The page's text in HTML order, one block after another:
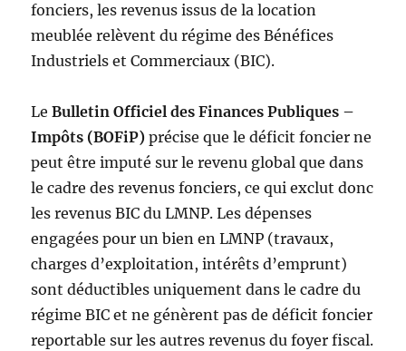
fonciers, les revenus issus de la location
meublée relèvent du régime des Bénéfices
Industriels et Commerciaux (BIC).
LeBulletin Officiel des Finances Publiques –
Impôts (BOFiP) précise que le déficit foncier ne
peut être imputé sur le revenu global que dans
le cadre des revenus fonciers, ce qui exclut donc
les revenus BIC du LMNP. Les dépenses
engagées pour un bien en LMNP (travaux,
charges d’exploitation, intérêts d’emprunt)
sont déductibles uniquement dans le cadre du
régime BIC et ne génèrent pas de déficit foncier
reportable sur les autres revenus du foyer fiscal.